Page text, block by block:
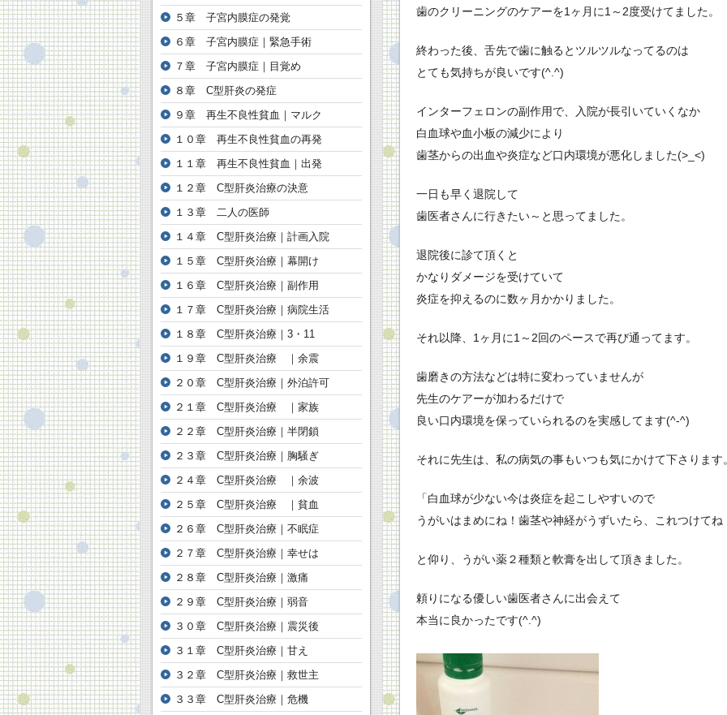
歯のクリーニングのケアーを1ヶ月に1 ～2度受けてました。
終わった後、舌先で歯に触るとツルツルなってるのは
とても気持ちが良いです(^.^)
インターフェロンの副作用で、入院が長引いていくなか
白血球や血小板の減少により
歯茎からの出血や炎症など口内環境が悪化しました(>_<)
一日も早く退院して
歯医者さんに行きたい～と思ってました。
退院後に診て頂くと
かなりダメージを受けていて
炎症を抑えるのに数ヶ月かかりました。
それ以降、1ヶ月に1～2回のペースで再び通ってます。
歯磨きの方法などは特に変わっていませんが
先生のケアーが加わるだけで
良い口内環境を保っていられるのを実感してます(^-^)
それに先生は、私の病気の事もいつも気にかけて下さります
「白血球が少ない今は炎症を起こしやすいので
うがいはまめにね！歯茎や神経がうずいたら、これつけてね
と仰り、 うがい薬２種類と軟膏を出して頂きました。
頼りになる優しい歯医者さんに出会えて
本当に良かったです(^. ^)
５章 子宮内膜症の発覚
６章 子宮内膜症｜緊急手術
７章 子宮内膜症｜目覚め
８章 C型肝炎の発症
９章 再生不良性貧血｜マルク
１０章 再生不良性貧血の再発
１１章 再生不良性貧血｜出発
１２章 C型肝炎治療の決意
１３章 二人の医師
１４章 C型肝炎治療｜計画入院
１５章 C型肝炎治療｜幕開け
１６章 C型肝炎治療｜副作用
１７章 C型肝炎治療｜病院生活
１８章 C型肝炎治療｜3・11
１９章 C型肝炎治療 ｜余震
２０章 C型肝炎治療｜外泊許可
２１章 C型肝炎治療 ｜家族
２２章 C型肝炎治療｜半閉鎖
２３章 C型肝炎治療｜胸騒ぎ
２４章 C型肝炎治療 ｜余波
２５章 C型肝炎治療 ｜貧血
２６章 C型肝炎治療｜不眠症
２７章 C型肝炎治療｜幸せは
２８章 C型肝炎治療｜激痛
２９章 C型肝炎治療｜弱音
３０章 C型肝炎治療｜震災後
３１章 C型肝炎治療｜甘え
３２章 C型肝炎治療｜救世主
３３章 C型肝炎治療｜危機